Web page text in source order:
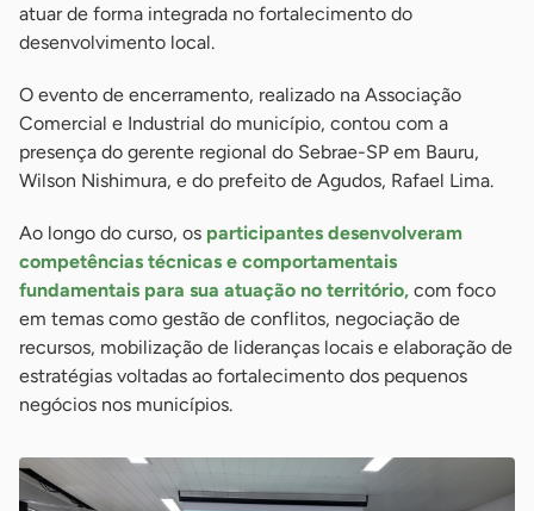
atuar de forma integrada no fortalecimento do
desenvolvimento local.
O evento de encerramento, realizado na Associação
Comercial e Industrial do município, contou com a
presença do gerente regional do Sebrae-SP em Bauru,
Wilson Nishimura, e do prefeito de Agudos, Rafael Lima.
Ao longo do curso, os participantes desenvolveram
competências técnicas e comportamentais
fundamentais para sua atuação no território, com foco
em temas como gestão de conflitos, negociação de
recursos, mobilização de lideranças locais e elaboração de
estratégias voltadas ao fortalecimento dos pequenos
negócios nos municípios.